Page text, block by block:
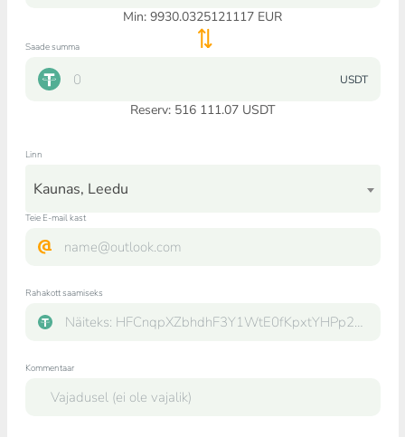
Min: 9930.0325121117 EUR
Saade summa
USDT
Reserv: 516 111.07 USDT
Linn
Kaunas, Leedu
Teie E-mail kast
Rahakott saamiseks
Kommentaar